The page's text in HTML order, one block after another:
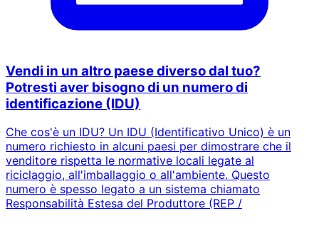
Vendi in un altro paese diverso dal tuo?
Potresti aver bisogno di un numero di
identificazione (IDU)
Che cos'è un IDU? Un IDU (Identificativo Unico) è un
numero richiesto in alcuni paesi per dimostrare che il
venditore rispetta le normative locali legate al
riciclaggio, all'imballaggio o all'ambiente. Questo
numero è spesso legato a un sistema chiamato
Responsabilità Estesa del Produttore (REP /